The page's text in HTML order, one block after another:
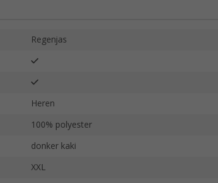
Regenjas
Heren
100% polyester
donker kaki
XXL